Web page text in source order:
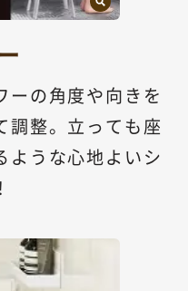
ーの角度や向きを
調整。立っても座
ような心地よいシ